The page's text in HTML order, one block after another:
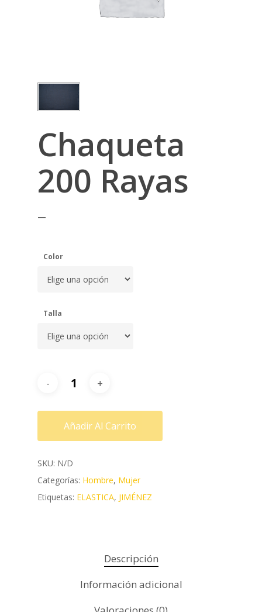
Chaqueta
200 Rayas
–
Color
Talla
Añadir Al Carrito
SKU: N/D
Categorías: Hombre, Mujer
Etiquetas: ELASTICA, JIMÉNEZ
Descripción
Información adicional